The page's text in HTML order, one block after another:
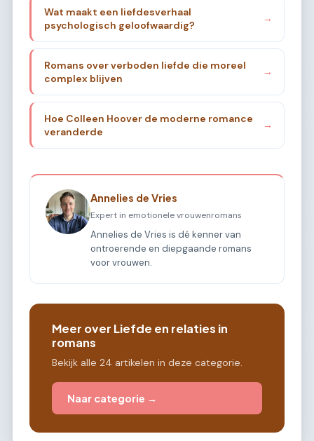
Wat maakt een liefdesverhaal
psychologisch geloofwaardig?
→
Romans over verboden liefde die moreel
complex blijven
→
Hoe Colleen Hoover de moderne romance
veranderde
→
Annelies de Vries
Expert in emotionele vrouwenromans
Annelies de Vries is dé kenner van
ontroerende en diepgaande romans
voor vrouwen.
Meer over Liefde en relaties in
romans
Bekijk alle 24 artikelen in deze categorie.
Naar categorie →